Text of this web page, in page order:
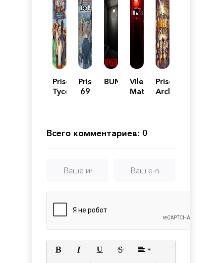
Prison
Tycoon:
Prison
69
BUNKERVile
Matter
Prison
Architect
Всего комментариев: 0